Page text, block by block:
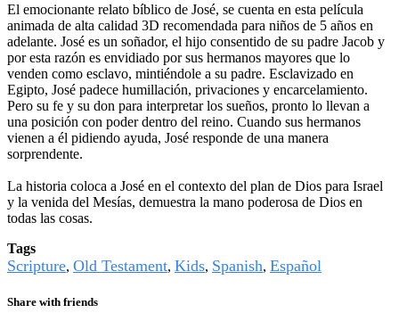
El emocionante relato bíblico de José, se cuenta en esta película
animada de alta calidad 3D recomendada para niños de 5 años en
adelante. José es un soñador, el hijo consentido de su padre Jacob y
por esta razón es envidiado por sus hermanos mayores que lo
venden como esclavo, mintiéndole a su padre. Esclavizado en
Egipto, José padece humillación, privaciones y encarcelamiento.
Pero su fe y su don para interpretar los sueños, pronto lo llevan a
una posición con poder dentro del reino. Cuando sus hermanos
vienen a él pidiendo ayuda, José responde de una manera
sorprendente.
La historia coloca a José en el contexto del plan de Dios para Israel
y la venida del Mesías, demuestra la mano poderosa de Dios en
todas las cosas.
Tags
Scripture, Old Testament, Kids, Spanish, Español
Share with friends